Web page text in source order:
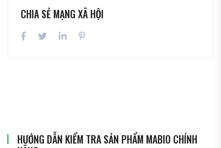
CHIA SẺ MẠNG XÃ HỘI
HƯỚNG DẪN KIỂM TRA SẢN PHẨM MABIO CHÍNH